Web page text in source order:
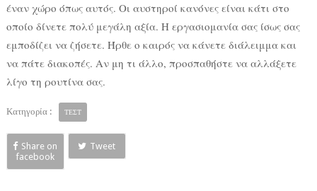
έναν χώρο όπως αυτός. Οι αυστηροί κανόνες είναι κάτι στο
οποίο δίνετε πολύ μεγάλη αξία. Η εργασιομανία σας ίσως σας
εμποδίζει να ζήσετε. Ήρθε ο καιρός να κάνετε διάλειμμα και
να πάτε διακοπές. Αν μη τι άλλο, προσπαθήστε να αλλάξετε
λίγο τη ρουτίνα σας.
Κατηγορία : ΤΕΣΤ
Share on
facebook
Tweet